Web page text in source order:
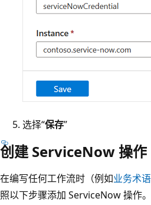
选择“保存”
创建 ServiceNow 操作
在编写任何工作流时（例如业务术
照以下步骤添加 ServiceNow 操作。